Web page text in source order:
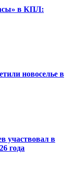
в КПЛ:
новоселье в
участвовал в
года